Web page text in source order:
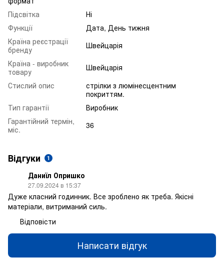
Підсвітка
Ні
Функції
Дата, День тижня
Країна реєстрації
бренду
Швейцарія
Країна - виробник
товару
Швейцарія
Стислий опис
стрілки з люмінесцентним
покриттям.
Тип гарантії
Виробник
Гарантійний термін,
міс.
36
Відгуки 1
Даниїл Опришко
27.09.2024 в 15:37
Дуже класний годинник. Все зроблено як треба. Якісні
матеріали, витриманий силь.
Відповісти
Написати відгук